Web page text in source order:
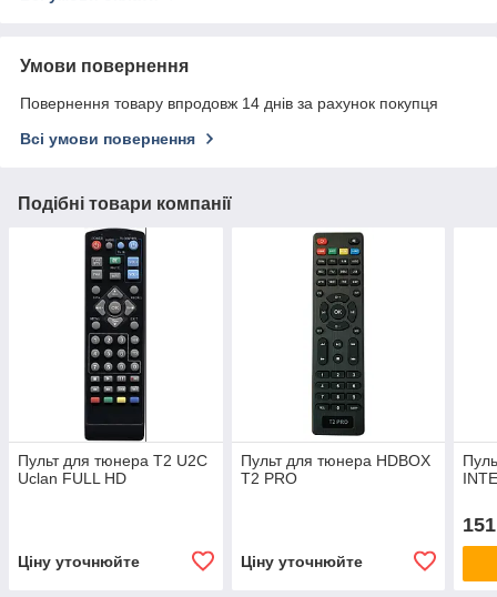
Умови повернення
Повернення товару впродовж 14 днів за рахунок покупця
Всі умови повернення
Подібні товари компанії
Пульт для тюнера T2 U2C
Uclan FULL HD
Ціну уточнюйте
Пульт для тюнера HDBOX
T2 PRO
Ціну уточнюйте
151